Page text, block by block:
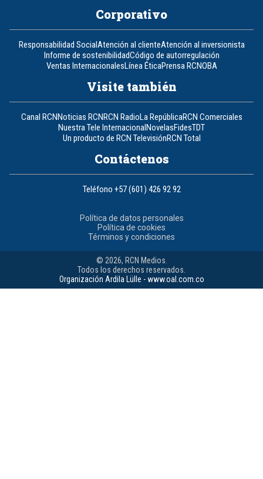
Corporativo
Responsabilidad SocialAtención al clienteAtención al inversionista
Informe de sostenibilidadCódigo de autorregulación
Ventas InternacionalesLínea ÉticaPrensa RCNOBA
Visite también
Canal RCNNoticias RCNRCN RadioLa RepúblicaRCN Comerciales
Nuestra Tele InternacionalNovelasFidesTDT
Un producto de RCN TelevisiónRCN Total
Contáctenos
Teléfono +57 (601) 426 92 92
Política de datos personales
Política de cookies
Términos y condiciones
© 2026, RCN Medios.
Todos los derechos reservados.
Organización Ardila Lülle - www.oal.com.co